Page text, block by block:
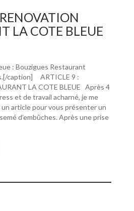
LA COTE BLEUE
: Bouzigues Restaurant
caption] ARTICLE 9 :
LA COTE BLEUE Après 4
et de travail acharné, je me
article pour vous présenter un
d’embûches. Après une prise